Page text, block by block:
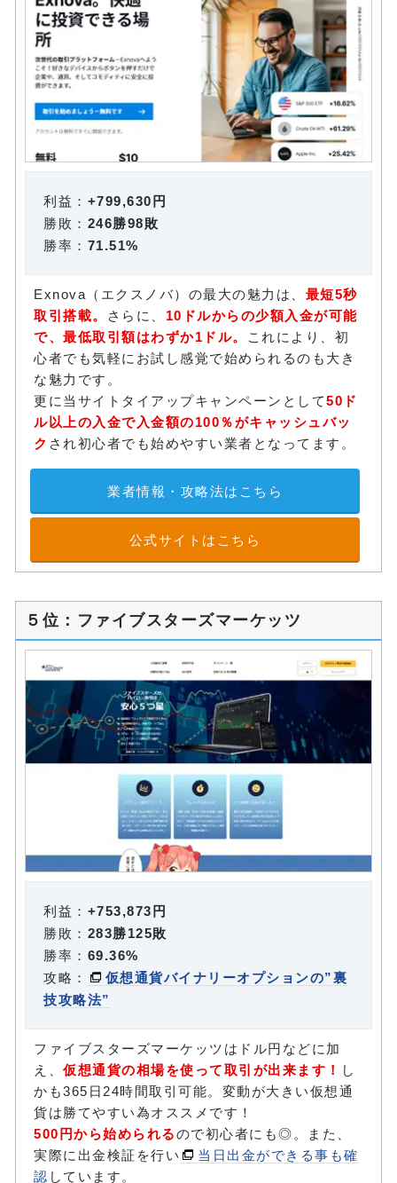
利益： +799,630円
勝敗： 246勝98敗
勝率： 71.51%
Exnova（エクスノバ）の最大の魅力は、 最短5秒
取引搭載。
さらに、 10ドルからの少額入金が可能
で、最低取引額はわずか1ドル。
これにより、初
心者でも気軽にお試し感覚で始められるのも大き
な魅力です。
更に当サイトタイアップキャンペーンとして50ド
ル以上の入金で入金額の100％がキャッシュバッ
ク され初心者でも始めやすい業者となってます。
業者情報・攻略法はこちら
公式サイトはこちら
５位：ファイブスターズマーケッツ
利益： +753,873円
勝敗： 283勝125敗
勝率： 69.36%
攻略：
仮想通貨バイナリーオプションの”裏
技攻略法”
ファイブスターズマーケッツはドル円などに加
え、 仮想通貨の相場を使って取引が出来ます！
し
かも365日24時間取引可能。変動が大きい仮想通
貨は勝てやすい為オススメです！
500円から始められるので初心者にも◎。また、
実際に出金検証を行い
当日出金ができる事も確
認 しています。